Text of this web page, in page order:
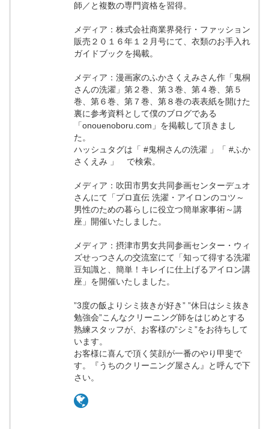
師／と複数の専門資格を習得。
メディア：株式会社商業界発行・ファッション
販売２０１６年１２月号にて、衣類のお手入れ
ガイドブックを掲載。
メディア：漫画家のふかさくえみさん作「鬼桐
さんの洗濯」第２巻、第３巻、第４巻、第５
巻、第６巻、第７巻、第８巻の表表紙を開けた
裏に参考資料として僕のブログである
「onouenoboru.com」を掲載して頂きまし
た。
ハッシュタグは「 #鬼桐さんの洗濯 」「 #ふか
さくえみ 」 で検索。
メディア：吹田市男女共同参画センターデュオ
さんにて「プロ直伝 洗濯・アイロンのコツ～
男性のための暮らしに役立つ簡単家事術～講
座」開催いたしました。
メディア：摂津市男女共同参画センター・ウィ
ズせっつさんの交流室にて「知って得する洗濯
豆知識と、簡単！キレイに仕上げるアイロン講
座」を開催いたしました。
”3度の飯よりシミ抜きが好き” ”休日はシミ抜き
勉強会”こんなクリーニング師をはじめとする
熟練スタッフが、お客様の”シミ”をお待ちして
います。
お客様に喜んで頂く笑顔が一番のやり甲斐で
す。『うちのクリーニング屋さん』と呼んで下
さい。